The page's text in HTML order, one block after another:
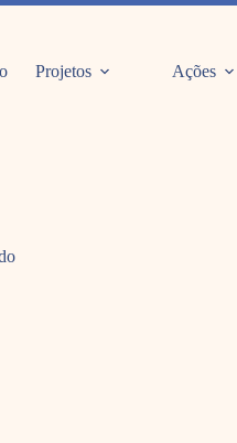
Projetos Ações